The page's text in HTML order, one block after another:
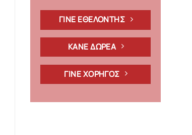
ΓΙΝΕ ΕΘΕΛΟΝΤΗΣ
ΚΑΝΕ ΔΩΡΕΑ
ΓΙΝΕ ΧΟΡΗΓΟΣ